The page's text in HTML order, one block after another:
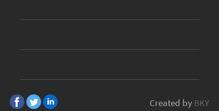
Created by BKY